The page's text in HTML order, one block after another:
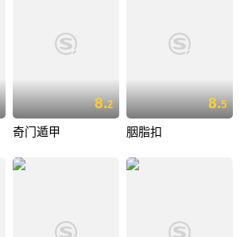
8.2
奇门遁甲
8.5
胭脂扣